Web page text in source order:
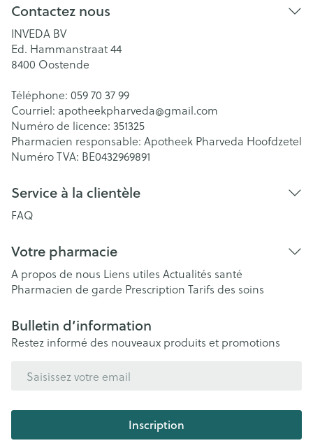
Contactez nous
INVEDA BV
Ed. Hammanstraat 44
8400 Oostende
Téléphone: 059 70 37 99
Courriel: apotheekpharveda@gmail.com
Numéro de licence: 351325
Pharmacien responsable: Apotheek Pharveda Hoofdzetel
Numéro TVA: BE0432969891
Service à la clientèle
FAQ
Votre pharmacie
A propos de nous Liens utiles Actualités santé
Pharmacien de garde Prescription Tarifs des soins
Bulletin d’information
Restez informé des nouveaux produits et promotions
Inscription